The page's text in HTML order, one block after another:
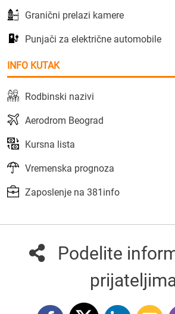
Granični prelazi kamere
Punjači za električne automobile
INFO KUTAK
Rodbinski nazivi
Aerodrom Beograd
Kursna lista
Vremenska prognoza
Zaposlenje na 381info
Podelite